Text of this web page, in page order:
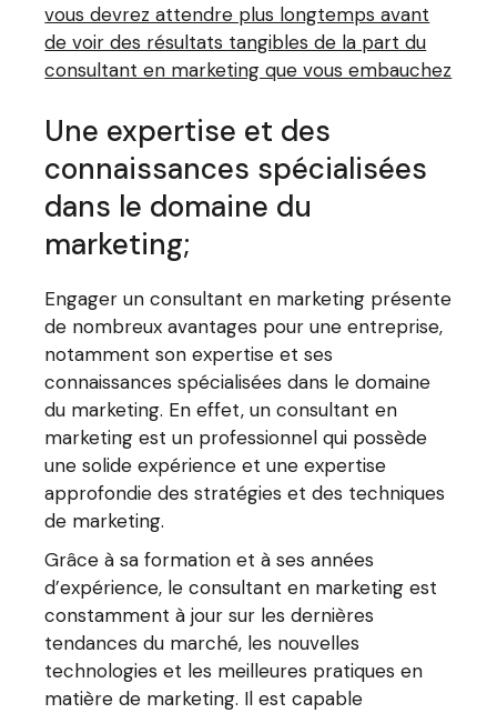
vous devrez attendre plus longtemps avant
de voir des résultats tangibles de la part du
consultant en marketing que vous embauchez
Une expertise et des
connaissances spécialisées
dans le domaine du
marketing;
Engager un consultant en marketing présente
de nombreux avantages pour une entreprise,
notamment son expertise et ses
connaissances spécialisées dans le domaine
du marketing. En effet, un consultant en
marketing est un professionnel qui possède
une solide expérience et une expertise
approfondie des stratégies et des techniques
de marketing.
Grâce à sa formation et à ses années
d’expérience, le consultant en marketing est
constamment à jour sur les dernières
tendances du marché, les nouvelles
technologies et les meilleures pratiques en
matière de marketing. Il est capable